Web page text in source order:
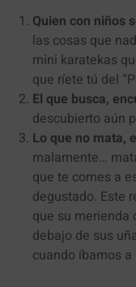
Quien con niños
las cosas que
mini karatekas
que ríete tú del
El que busca,
descubierto aún
Lo que no mata,
malamente…
que te comes a
degustado. Este
que su merienda
debajo de sus
cuando íbamos